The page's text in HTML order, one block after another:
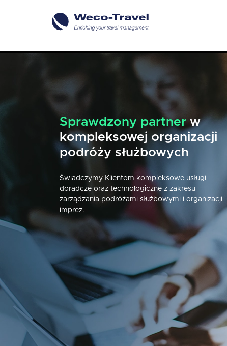
Sprawdzony partnerw
kompleksowej organizacji
podróży służbowych
Świadczymy Klientom kompleksowe usługi
doradcze oraz technologiczne z zakresu
zarządzania podróżami służbowymi i organizacji
imprez.
Naszej pracy przyświeca
jeden cel- perfekcyjna
organizacja podróży
Każdego dnia udowadniamy, że podróż może być
zaplanowana w każdym detalu, a co za tym idzie -
przyjazna i komfortowa.